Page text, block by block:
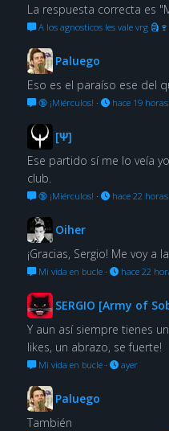
La respuesta correcta es
A los agnosticos les vale vrg 🗿🍷
Paluego
Eso es el paraíso ese del
🔞 ¡Miérculos! · hace 19 horas
[Ψ]
Ese partido sí me lo veía
club.
🔞 ¡Miérculos! · hace 22 horas
Oiher
¡Gracias, Sergio! Me voy a
Mi vida en bucle· hace 22
SERGIO [Army of
Y aun así siempre tienes
likes, un abrazo, se fuerte!
Mi vida en bucle· ayer
Paluego
También